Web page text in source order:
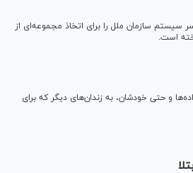
سازمان ملل را برای اتخاذ مجموعه‌ای از
است.
و حتی خودشان، به زندان‌های دیگر که برای